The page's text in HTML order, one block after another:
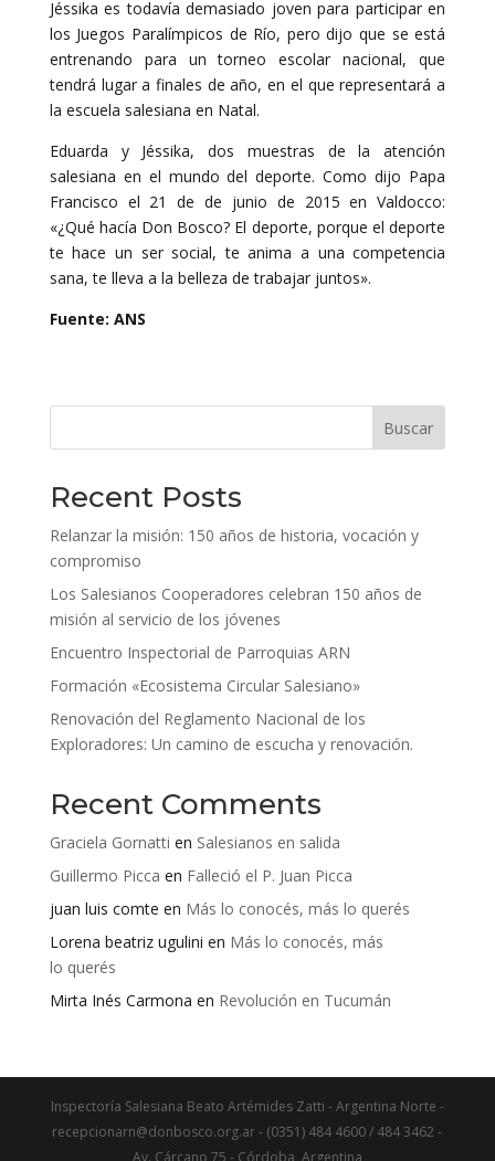
Jéssika es todavía demasiado joven para participar en
los Juegos Paralímpicos de Río, pero dijo que se está
entrenando para un torneo escolar nacional, que
tendrá lugar a finales de año, en el que representará a
la escuela salesiana en Natal.
Eduarda y Jéssika, dos muestras de la atención
salesiana en el mundo del deporte. Como dijo Papa
Francisco el 21 de de junio de 2015 en Valdocco:
«¿Qué hacía Don Bosco? El deporte, porque el deporte
te hace un ser social, te anima a una competencia
sana, te lleva a la belleza de trabajar juntos».
Fuente: ANS
Buscar
Recent Posts
Relanzar la misión: 150 años de historia, vocación y
compromiso
Los Salesianos Cooperadores celebran 150 años de
misión al servicio de los jóvenes
Encuentro Inspectorial de Parroquias ARN
Formación «Ecosistema Circular Salesiano»
Renovación del Reglamento Nacional de los
Exploradores: Un camino de escucha y renovación.
Recent Comments
Graciela Gornatti en Salesianos en salida
Guillermo Picca en Falleció el P. Juan Picca
juan luis comte en Más lo conocés, más lo querés
Lorena beatriz ugulini en Más lo conocés, más
lo querés
Mirta Inés Carmona en Revolución en Tucumán
Inspectoría Salesiana Beato Artémides Zatti - Argentina Norte -
recepcionarn@donbosco.org.ar - (0351) 484 4600 / 484 3462 -
Av. Cárcano 75 - Córdoba, Argentina